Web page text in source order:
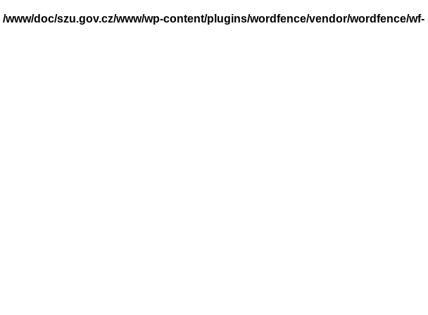
/www/doc/szu.gov.cz/www/wp-content/plugins/wordfence/vendor/wordfence/wf-